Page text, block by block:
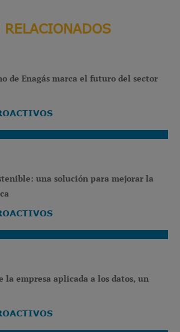
de Enagás marca el futuro del sector
una solución para mejorar la
la empresa aplicada a los datos, un